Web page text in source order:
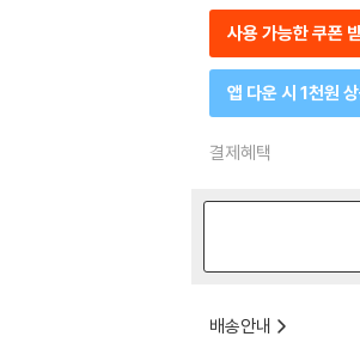
사용 가능한 쿠폰
앱 다운 시 1천원
결제혜택
배송안내